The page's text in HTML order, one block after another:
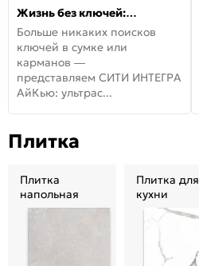
Жизнь без ключей:
встречайте новую дверь
СИТИ ИНТЕГРА АйКью!
Больше никаких поисков
ключей в сумке или
карманов —
представляем СИТИ ИНТЕГРА
АйКью: ультрас...
Плитка
Плитка
напольная
Плитка для
кухни